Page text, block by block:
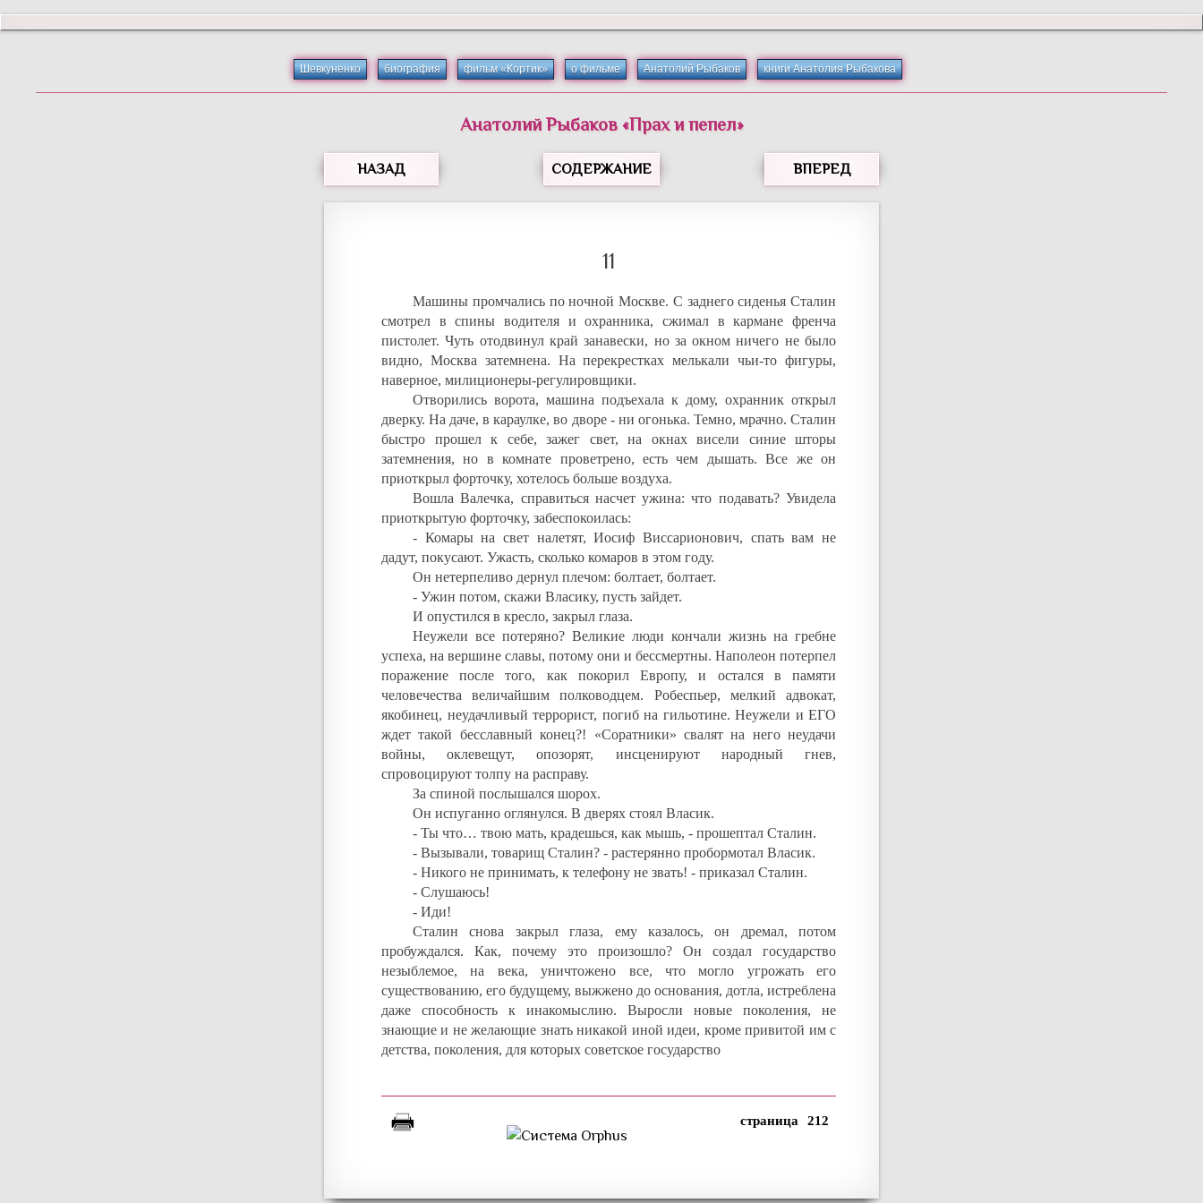
Шевкуненко биография фильм «Кортик» о фильме Анатолий Рыбаков книги Анатолия Рыбакова
Анатолий Рыбаков«Прах и пепел»
НАЗАД СОДЕРЖАНИЕ ВПЕРЕД
11
Машины промчались по ночной Москве. С заднего сиденья Сталин
смотрел в спины водителя и охранника, сжимал в кармане френча
пистолет. Чуть отодвинул край занавески, но за окном ничего не было
видно, Москва затемнена. На перекрестках мелькали чьи-то фигуры,
наверное, милиционеры-регулировщики.
Отворились ворота, машина подъехала к дому, охранник открыл
дверку. На даче, в караулке, во дворе - ни огонька. Темно, мрачно. Сталин
быстро прошел к себе, зажег свет, на окнах висели синие шторы
затемнения, но в комнате проветрено, есть чем дышать. Все же он
приоткрыл форточку, хотелось больше воздуха.
Вошла Валечка, справиться насчет ужина: что подавать? Увидела
приоткрытую форточку, забеспокоилась:
- Комары на свет налетят, Иосиф Виссарионович, спать вам не
дадут, покусают. Ужасть, сколько комаров в этом году.
Он нетерпеливо дернул плечом: болтает, болтает.
- Ужин потом, скажи Власику, пусть зайдет.
И опустился в кресло, закрыл глаза.
Неужели все потеряно? Великие люди кончали жизнь на гребне
успеха, на вершине славы, потому они и бессмертны. Наполеон потерпел
поражение после того, как покорил Европу, и остался в памяти
человечества величайшим полководцем. Робеспьер, мелкий адвокат,
якобинец, неудачливый террорист, погиб на гильотине. Неужели и ЕГО
ждет такой бесславный конец?! «Соратники» свалят на него неудачи
войны, оклевещут, опозорят, инсценируют народный гнев,
спровоцируют толпу на расправу.
За спиной послышался шорох.
Он испуганно оглянулся. В дверях стоял Власик.
- Ты что… твою мать, крадешься, как мышь, - прошептал Сталин.
- Вызывали, товарищ Сталин? - растерянно пробормотал Власик.
- Никого не принимать, к телефону не звать! - приказал Сталин.
- Слушаюсь!
- Иди!
Сталин снова закрыл глаза, ему казалось, он дремал, потом
пробуждался. Как, почему это произошло? Он создал государство
незыблемое, на века, уничтожено все, что могло угрожать его
существованию, его будущему, выжжено до основания, дотла, истреблена
даже способность к инакомыслию. Выросли новые поколения, не
знающие и не желающие знать никакой иной идеи, кроме привитой им с
детства, поколения, для которых советское государство
212